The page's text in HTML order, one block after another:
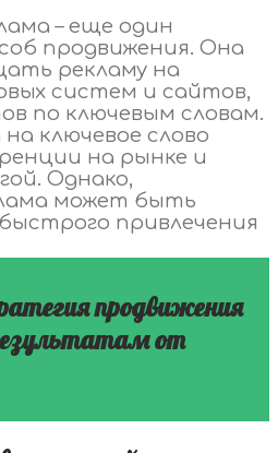
– еще один
продвижения. Она
рекламу на
систем и сайтов,
по ключевым словам.
ключевое слово
на рынке и
Однако,
может быть
привлечения
продвижения
от